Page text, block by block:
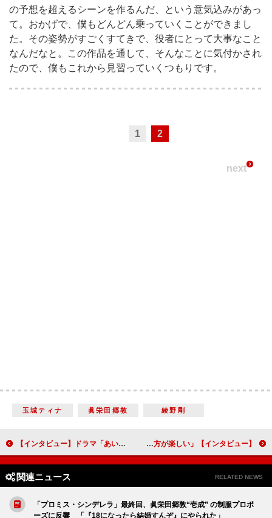
の予想を超えるシーンを作るんだ、という意気込みがあっ
て。おかげで、僕もどんどん乗っていくことができまし
た。その姿勢がすごくすてきで、役者にとって大事なこと
なんだなと。この作品を通して、そんなことに気付かされ
たので、僕もこれから見習っていくつもりです。
1 2
next
玉城ティナ 眞栄田郷敦 綾野剛
【インタビュー】ドラマ「あいつが上手（かみて）で下手（しもて）が僕で」崎山つばさ＆鳥越裕貴 お笑いコンビ役で漫才を披露「スムーズにコンビ感が出せた」 【インタビュー】ドラマ「東京、愛だの、恋だの」主演・松本まりか「うまくいかなくてつらくても、愛や恋に悩む人生の方が楽しい」
関連ニュース RELATED NEWS
「プロミス・シンデレラ」最終回、眞栄田郷敦“壱成” の制服プロポ
ーズに反響 「『18になったら結婚すんぞ』にやられた」